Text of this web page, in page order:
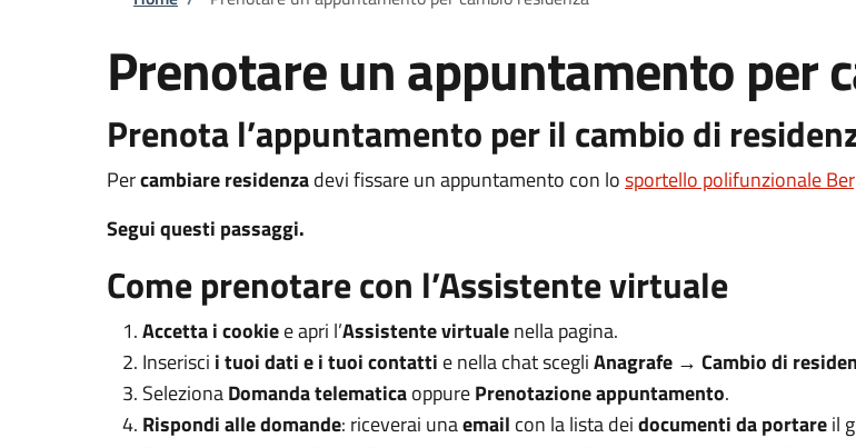
Prenotare un appuntamento per
Prenota l’appuntamento per il cambio di
Percambiare residenzadevi fissare un appuntamento con losportello polifunzionale
Segui questi passaggi.
Come prenotare con l’Assistente virtuale
Accetta i cookiee apri l’Assistente virtualenella pagina.
Inserisci i tuoi dati e i tuoi contatti e nella chat scegliAnagrafe → Cambio di
SelezionaDomanda telematicaoppurePrenotazione appuntamento.
Rispondi alle domande: riceverai unaemail con la lista deidocumenti da portareil